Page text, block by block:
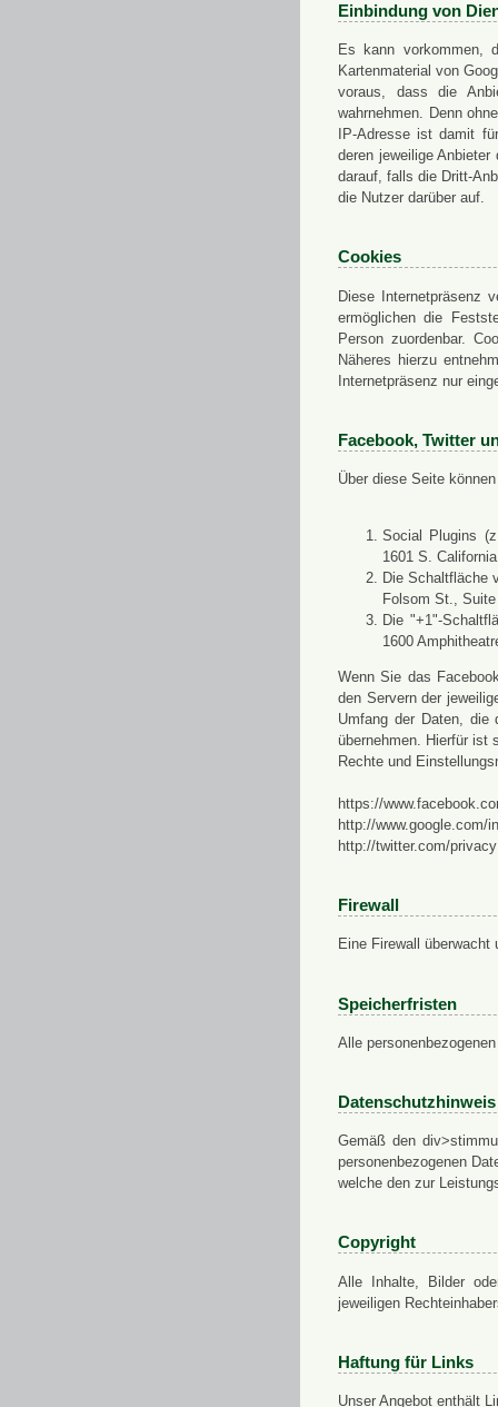
Einbindung von
Es kann vorkommen,
Kartenmaterial von
voraus, dass die
wahrnehmen. Denn
IP-Adresse ist damit
deren jeweilige
darauf, falls die Dritt-
die Nutzer darüber auf.
Cookies
Diese Internetpräsenz
ermöglichen die
Person zuordenbar.
Näheres hierzu
Internetpräsenz nur
Facebook, Twitter
Über diese Seite
Social Plugins
1601 S.
Die Schaltfläche
Folsom St.,
Die "+1"-
1600
Wenn Sie das
den Servern der
Umfang der Daten, die
übernehmen. Hierfür ist
Rechte und
https://
http://www.google.com/
http://twitter.com/privacy
Firewall
Eine Firewall
Speicherfristen
Alle
Datenschutzhinweis
Gemäß den
personenbezogenen
welche den zur
Copyright
Alle Inhalte, Bilder
jeweiligen
Haftung für Links
Unser Angebot enthält